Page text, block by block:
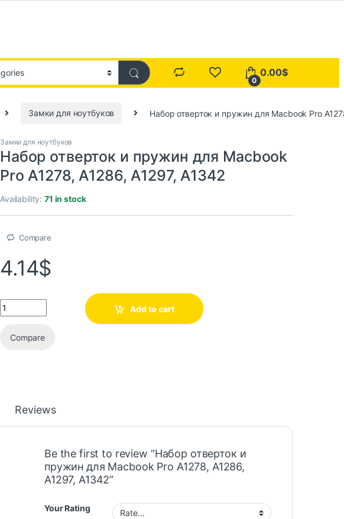
0
0.00$
Замки для ноутбуков Набор отверток и пружин для Macbook Pro
Замки для ноутбуков
Набор отверток и пружин для Macbook
Pro A1278, A1286, A1297, A1342
Availability:71 in stock
Compare
4.14$
Add to cart
Compare
Reviews
Be the first to review “Набор отверток и
пружин для Macbook Pro A1278, A1286,
A1297, A1342”
Your Rating